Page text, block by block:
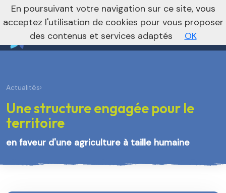
Vers le site régional Vers le site national
nivo_2026: 1
Actualités›
Une structure engagée pour le
territoire
en faveur d'une agriculture à taille humaine
En poursuivant votre navigation sur ce site, vous
acceptez l'utilisation de cookies pour vous proposer
des contenus et services adaptés
OK